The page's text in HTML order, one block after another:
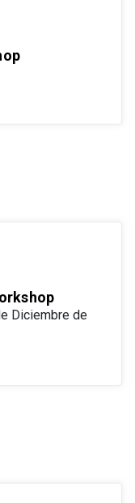
Diciembre de